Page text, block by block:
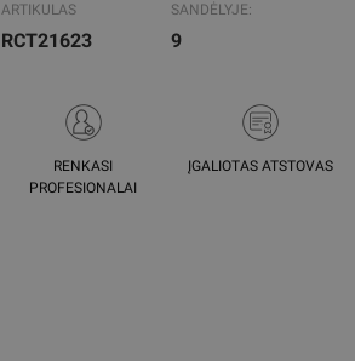
ARTIKULAS
RCT21623
SANDĖLYJE:
9
RENKASI
PROFESIONALAI
ĮGALIOTAS ATSTOVAS